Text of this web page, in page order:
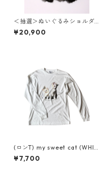
＜抽選＞ぬいぐるみショルダ
ーバッグ( NO,12 / small )
¥20,900
(ロンT) my sweet cat (WHIT
E)
¥7,700